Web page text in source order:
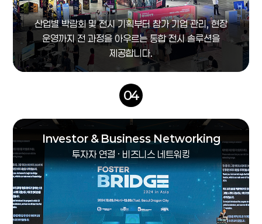
산업별 박람회 및 전시 기획부터 참가 기업 관리, 현장
운영까지 전 과정을 아우르는 통합 전시 솔루션을
제공합니다.
04
Investor & Business Networking
투자자 연결 · 비즈니스 네트워킹